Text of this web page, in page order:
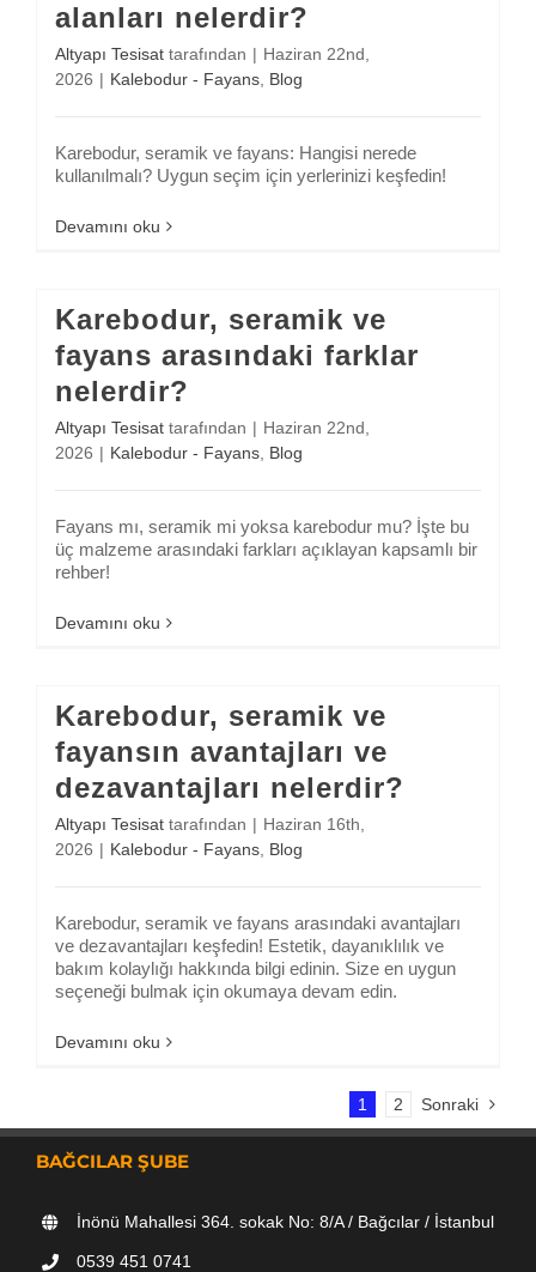
alanları nelerdir?
Altyapı Tesisat tarafından | Haziran 22nd,
2026 | Kalebodur - Fayans Blog
Karebodur, seramik ve fayans: Hangisi nerede
kullanılmalı? Uygun seçim için yerlerinizi keşfedin!
Devamını oku
Karebodur, seramik ve
fayans arasındaki farklar
nelerdir?
Altyapı Tesisat tarafından | Haziran 22nd,
2026 | Kalebodur - Fayans Blog
Fayans mı, seramik mi yoksa karebodur mu? İşte bu
üç malzeme arasındaki farkları açıklayan kapsamlı bir
rehber!
Devamını oku
Karebodur, seramik ve
fayansın avantajları ve
dezavantajları nelerdir?
Altyapı Tesisat tarafından | Haziran 16th,
2026 | Kalebodur - Fayans Blog
Karebodur, seramik ve fayans arasındaki avantajları
ve dezavantajları keşfedin! Estetik, dayanıklılık ve
bakım kolaylığı hakkında bilgi edinin. Size en uygun
seçeneği bulmak için okumaya devam edin.
Devamını oku
1 2 Sonraki
BAĞCILAR ŞUBE
İnönü Mahallesi 364. sokak No: 8/A / Bağcılar / İstanbul
0539 451 0741